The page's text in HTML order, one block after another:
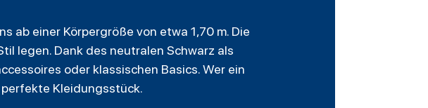
ab einer Körpergröße von etwa 1,70 m. Die
legen. Dank des neutralen Schwarz als
oder klassischen Basics. Wer ein
Kleidungsstück.